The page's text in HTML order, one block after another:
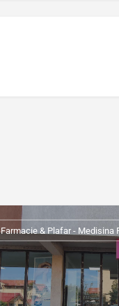
Farmacie & Plafar - Medisina